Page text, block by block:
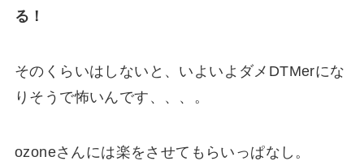
る！
そのくらいはしないと、いよいよダメDTMerにな
りそうで怖いんです、、、。
ozoneさんには楽をさせてもらいっぱなし。